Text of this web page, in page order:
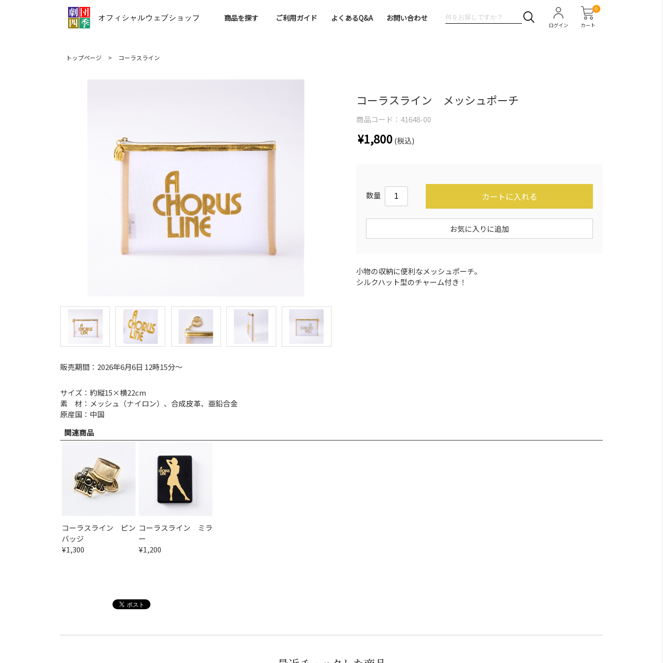
商品を探す ご利用ガイド よくあるQ&A お問い合わせ
カート
0
ログイン
トップページ > コーラスライン
販売期間：2026年6月6日 12時15分～
コーラスライン メッシュポーチ
商品コード： 41648-00
¥1,800 (税込)
数量 カートに入れる
お気に入りに追加
小物の収納に便利なメッシュポーチ。
シルクハット型のチャーム付き！
サイズ：約縦15×横22cm
素 材：メッシュ（ナイロン）、合成皮革、亜鉛合金
原産国：中国
関連商品
コーラスライン ピン
バッジ
¥1,300
コーラスライン ミラ
ー
¥1,200